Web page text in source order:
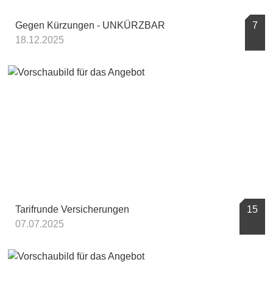
Gegen Kürzungen - UNKÜRZBAR
18.12.2025
7
Tarifrunde Versicherungen
07.07.2025
15